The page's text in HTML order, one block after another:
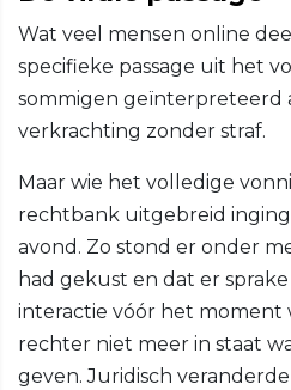
Wat veel mensen online
specifieke passage uit het
sommigen geïnterpreteerd
verkrachting zonder straf.
Maar wie het volledige
rechtbank uitgebreid
avond. Zo stond er onder
had gekust en dat er
interactie vóór het moment
rechter niet meer in staat
geven. Juridisch